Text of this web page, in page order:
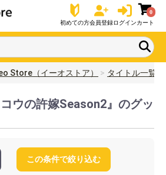
初めての方会員登録ログイン
0
カート
Store（イーオストア） タイトル一覧
ウの許嫁Season2』のグッ
この条件で絞り込む